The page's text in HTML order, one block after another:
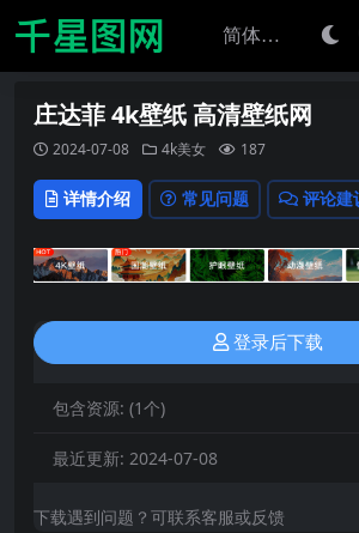
庄达菲 4k壁纸 高清壁纸网
2024-07-08 4k美女 187
详情介绍 常见问题 评论建
登录后下载
包含资源: (1个)
最近更新: 2024-07-08
下载遇到问题？可联系客服或反馈